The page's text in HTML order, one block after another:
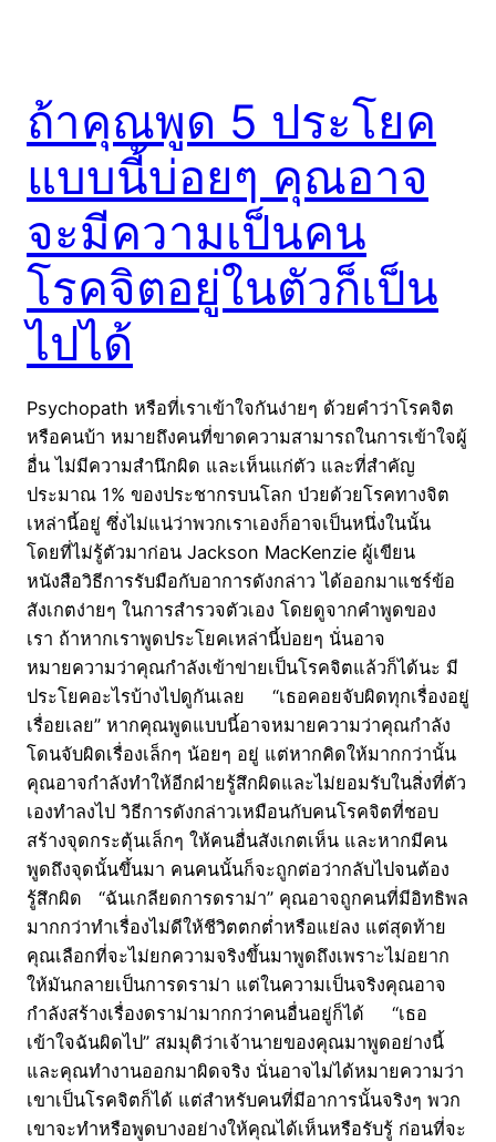
ถ้าคุณพูด 5 ประโยค
แบบนี้บ่อยๆ คุณอาจ
จะมีความเป็นคน
โรคจิตอยู่ในตัวก็เป็น
ไปได้
Psychopath หรือที่เราเข้าใจกันง่ายๆ ด้วยคำว่าโรคจิต
หรือคนบ้า หมายถึงคนที่ขาดความสามารถในการเข้าใจผู้
อื่น ไม่มีความสำนึกผิด และเห็นแก่ตัว และที่สำคัญ
ประมาณ 1% ของประชากรบนโลก ป่วยด้วยโรคทางจิต
เหล่านี้อยู่ ซึ่งไม่แน่ว่าพวกเราเองก็อาจเป็นหนึ่งในนั้น
โดยที่ไม่รู้ตัวมาก่อน Jackson MacKenzie ผู้เขียน
หนังสือวิธีการรับมือกับอาการดังกล่าว ได้ออกมาแชร์ข้อ
สังเกตง่ายๆ ในการสำรวจตัวเอง โดยดูจากคำพูดของ
เรา ถ้าหากเราพูดประโยคเหล่านี้บ่อยๆ นั่นอาจ
หมายความว่าคุณกำลังเข้าข่ายเป็นโรคจิตแล้วก็ได้นะ มี
ประโยคอะไรบ้างไปดูกันเลย “เธอคอยจับผิดทุกเรื่องอยู่
เรื่อยเลย” หากคุณพูดแบบนี้อาจหมายความว่าคุณกำลัง
โดนจับผิดเรื่องเล็กๆ น้อยๆ อยู่ แต่หากคิดให้มากกว่านั้น
คุณอาจกำลังทำให้อีกฝ่ายรู้สึกผิดและไม่ยอมรับในสิ่งที่ตัว
เองทำลงไป วิธีการดังกล่าวเหมือนกับคนโรคจิตที่ชอบ
สร้างจุดกระตุ้นเล็กๆ ให้คนอื่นสังเกตเห็น และหากมีคน
พูดถึงจุดนั้นขึ้นมา คนคนนั้นก็จะถูกต่อว่ากลับไปจนต้อง
รู้สึกผิด “ฉันเกลียดการดราม่า” คุณอาจถูกคนที่มีอิทธิพล
มากกว่าทำเรื่องไม่ดีให้ชีวิตตกต่ำหรือแย่ลง แต่สุดท้าย
คุณเลือกที่จะไม่ยกความจริงขึ้นมาพูดถึงเพราะไม่อยาก
ให้มันกลายเป็นการดราม่า แต่ในความเป็นจริงคุณอาจ
กำลังสร้างเรื่องดราม่ามากกว่าคนอื่นอยู่ก็ได้ “เธอ
เข้าใจฉันผิดไป” สมมุติว่าเจ้านายของคุณมาพูดอย่างนี้
และคุณทำงานออกมาผิดจริง นั่นอาจไม่ได้หมายความว่า
เขาเป็นโรคจิตก็ได้ แต่สำหรับคนที่มีอาการนั้นจริงๆ พวก
เขาจะทำหรือพูดบางอย่างให้คุณได้เห็นหรือรับรู้ ก่อนที่จะ